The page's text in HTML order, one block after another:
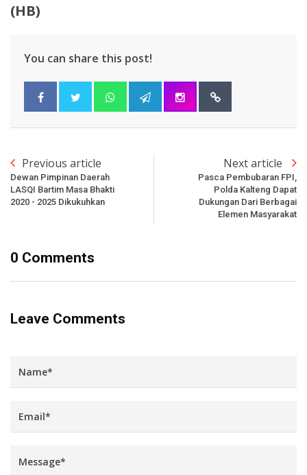
(HB)
You can share this post!
Previous article
Dewan Pimpinan Daerah
LASQI Bartim Masa Bhakti
2020 - 2025 Dikukuhkan
Next article
Pasca Pembubaran FPI,
Polda Kalteng Dapat
Dukungan Dari Berbagai
Elemen Masyarakat
0 Comments
Leave Comments